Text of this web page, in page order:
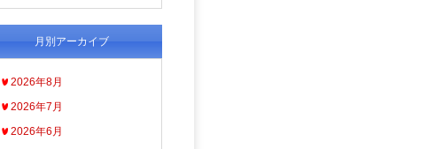
月別アーカイブ
2026年8月
2026年7月
2026年6月